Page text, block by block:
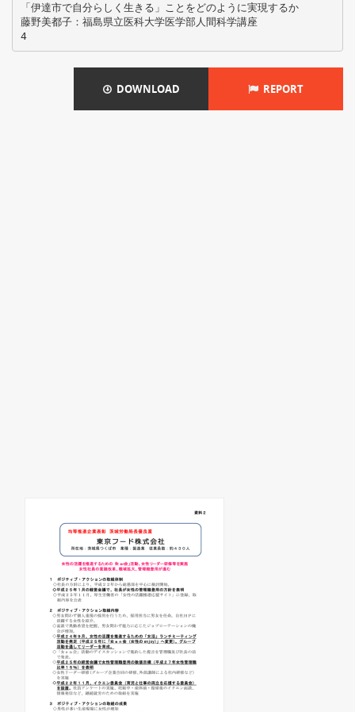
「伊達市で自分らしく生きる」ことをどのように実現するか
藤野美都子：福島県立医科大学医学部人間科学講座
4
DOWNLOAD REPORT